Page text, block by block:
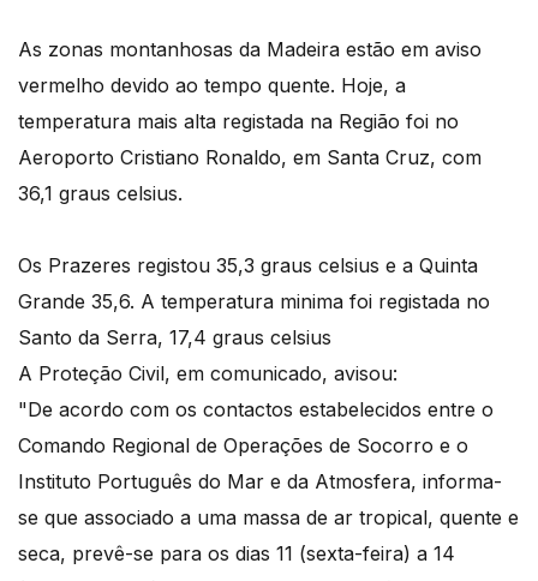
As zonas montanhosas da Madeira estão em aviso
vermelho devido ao tempo quente. Hoje, a
temperatura mais alta registada na Região foi no
Aeroporto Cristiano Ronaldo, em Santa Cruz, com
36,1 graus celsius.
Os Prazeres registou 35,3 graus celsius e a Quinta
Grande 35,6. A temperatura minima foi registada no
Santo da Serra, 17,4 graus celsius
A Proteção Civil, em comunicado, avisou:
"De acordo com os contactos estabelecidos entre o
Comando Regional de Operações de Socorro e o
Instituto Português do Mar e da Atmosfera, informa-
se que associado a uma massa de ar tropical, quente e
seca, prevê-se para os dias 11 (sexta-feira) a 14